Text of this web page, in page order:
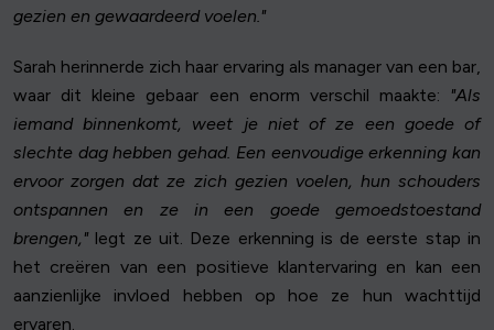
gezien en gewaardeerd voelen."
Sarah herinnerde zich haar ervaring als manager van een bar,
waar dit kleine gebaar een enorm verschil maakte:
"Als
iemand binnenkomt, weet je niet of ze een goede of
slechte dag hebben gehad. Een eenvoudige erkenning kan
ervoor zorgen dat ze zich gezien voelen, hun schouders
ontspannen en ze in een goede gemoedstoestand
brengen,"legt ze uit. Deze erkenning is de eerste stap in
het creëren van een positieve klantervaring en kan een
aanzienlijke invloed hebben op hoe ze hun wachttijd
ervaren.